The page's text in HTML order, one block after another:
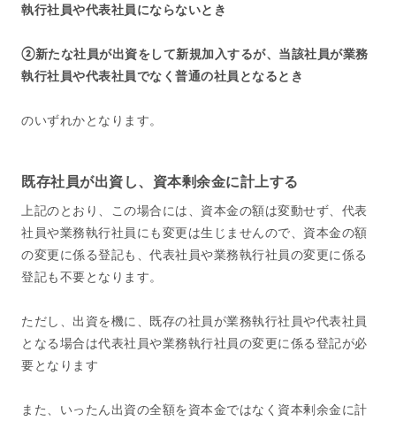
執行社員や代表社員にならないとき
②新たな社員が出資をして新規加入するが、当該社員が業務
執行社員や代表社員でなく普通の社員となるとき
のいずれかとなります。
既存社員が出資し、資本剰余金に計上する
上記のとおり、この場合には、資本金の額は変動せず、代表
社員や業務執行社員にも変更は生じませんので、資本金の額
の変更に係る登記も、代表社員や業務執行社員の変更に係る
登記も不要となります。
ただし、出資を機に、既存の社員が業務執行社員や代表社員
となる場合は代表社員や業務執行社員の変更に係る登記が必
要となります
また、いったん出資の全額を資本金ではなく資本剰余金に計